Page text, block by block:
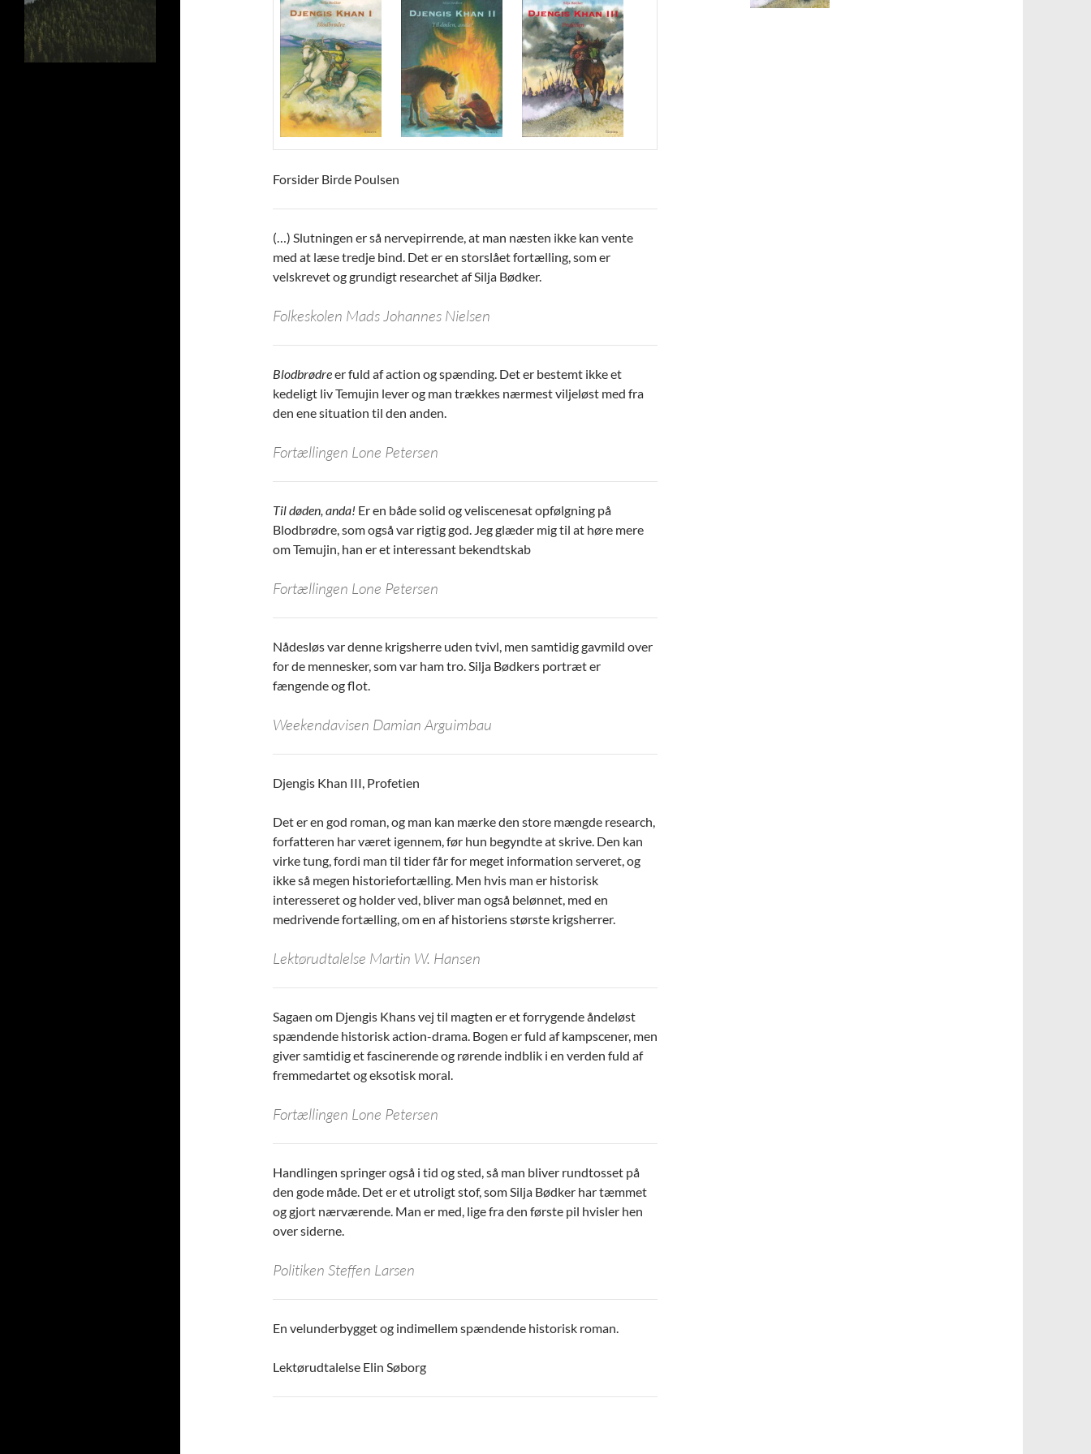
Forsider Birde Poulsen
(…) Slutningen er så nervepirrende, at man næsten ikke kan vente
med at læse tredje bind. Det er en storslået fortælling, som er
velskrevet og grundigt researchet af Silja Bødker.
Folkeskolen Mads Johannes Nielsen
Blodbrødreer fuld af action og spænding. Det er bestemt ikke et
kedeligt liv Temujin lever og man trækkes nærmest viljeløst med fra
den ene situation til den anden.
Fortællingen Lone Petersen
Til døden, anda! Er en både solid og veliscenesat opfølgning på
Blodbrødre, som også var rigtig god. Jeg glæder mig til at høre mere
om Temujin, han er et interessant bekendtskab
Fortællingen Lone Petersen
Nådesløs var denne krigsherre uden tvivl, men samtidig gavmild over
for de mennesker, som var ham tro. Silja Bødkers portræt er
fængende og flot.
Weekendavisen Damian Arguimbau
Djengis Khan III, Profetien
Det er en god roman, og man kan mærke den store mængde research,
forfatteren har været igennem, før hun begyndte at skrive. Den kan
virke tung, fordi man til tider får for meget information serveret, og
ikke så megen historiefortælling. Men hvis man er historisk
interesseret og holder ved, bliver man også belønnet, med en
medrivende fortælling, om en af historiens største krigsherrer.
Lektørudtalelse Martin W. Hansen
Sagaen om Djengis Khans vej til magten er et forrygende åndeløst
spændende historisk action-drama. Bogen er fuld af kampscener, men
giver samtidig et fascinerende og rørende indblik i en verden fuld af
fremmedartet og eksotisk moral.
Fortællingen Lone Petersen
Handlingen springer også i tid og sted, så man bliver rundtosset på
den gode måde. Det er et utroligt stof, som Silja Bødker har tæmmet
og gjort nærværende. Man er med, lige fra den første pil hvisler hen
over siderne.
Politiken Steffen Larsen
En velunderbygget og indimellem spændende historisk roman.
Lektørudtalelse Elin Søborg